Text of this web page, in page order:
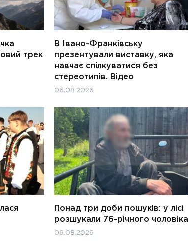
трек
В Івано-Франківську
презентували виставку, яка
навчає спілкуватися без
стереотипів. Відео
06.08.2026
Понад три доби пошуків: у лісі
розшукали 76-річного чоловіка
06.08.2026